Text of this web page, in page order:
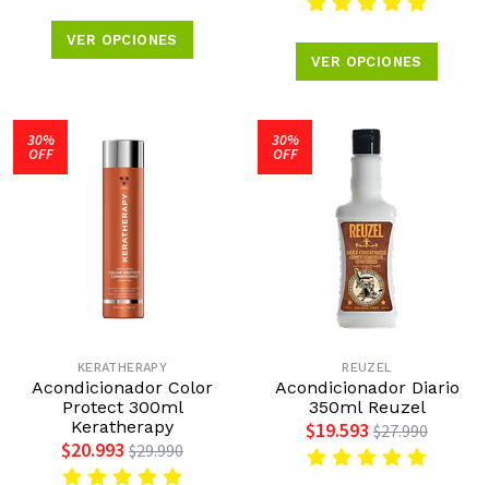
VER OPCIONES
VER OPCIONES
30%
OFF
KERATHERAPY
Acondicionador Color
Protect 300ml
Keratherapy
$20.993 $29.990
30%
OFF
REUZEL
Acondicionador Diario
350ml Reuzel
$19.593 $27.990